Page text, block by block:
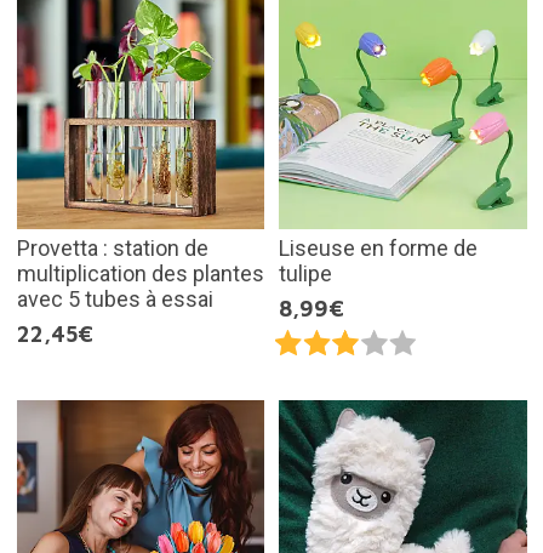
Provetta : station de
multiplication des plantes
avec 5 tubes à essai
22,45€
Liseuse en forme de
tulipe
8,99€